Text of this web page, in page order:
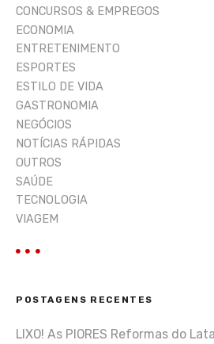
CONCURSOS & EMPREGOS
ECONOMIA
ENTRETENIMENTO
ESPORTES
ESTILO DE VIDA
GASTRONOMIA
NEGÓCIOS
NOTÍCIAS RÁPIDAS
OUTROS
SAÚDE
TECNOLOGIA
VIAGEM
POSTAGENS RECENTES
LIXO! As PIORES Reformas do